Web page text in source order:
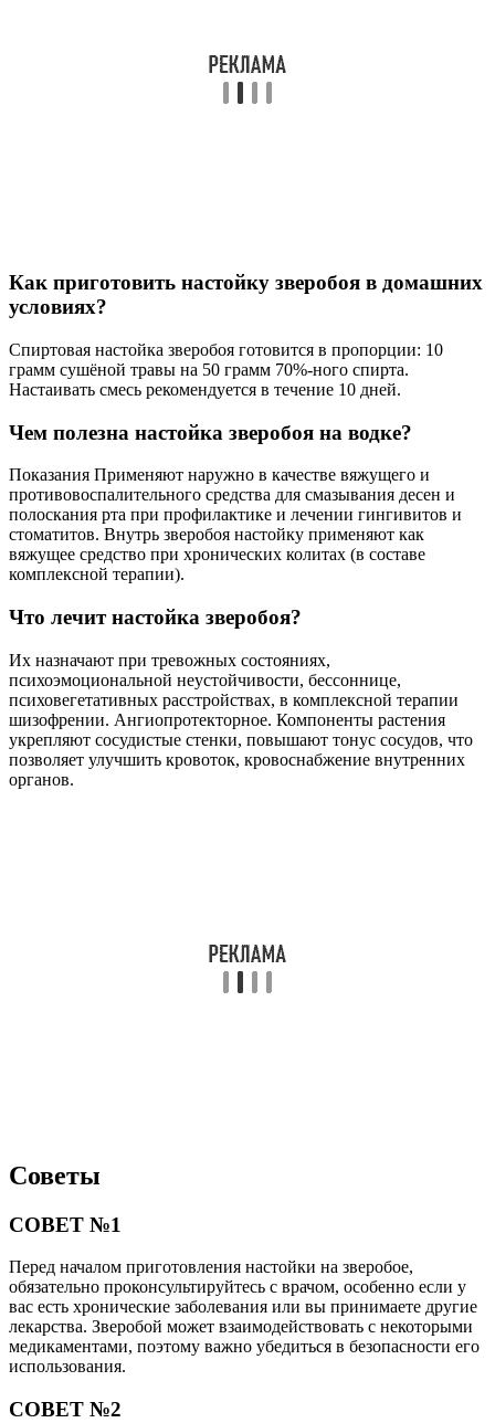
Как приготовить настойку зверобоя в домашних
условиях?
Спиртовая настойка зверобоя готовится в пропорции: 10
грамм сушёной травы на 50 грамм 70%-ного спирта.
Настаивать смесь рекомендуется в течение 10 дней.
Чем полезна настойка зверобоя на водке?
Показания Применяют наружно в качестве вяжущего и
противовоспалительного средства для смазывания десен и
полоскания рта при профилактике и лечении гингивитов и
стоматитов. Внутрь зверобоя настойку применяют как
вяжущее средство при хронических колитах (в составе
комплексной терапии).
Что лечит настойка зверобоя?
Их назначают при тревожных состояниях,
психоэмоциональной неустойчивости, бессоннице,
психовегетативных расстройствах, в комплексной терапии
шизофрении. Ангиопротекторное. Компоненты растения
укрепляют сосудистые стенки, повышают тонус сосудов, что
позволяет улучшить кровоток, кровоснабжение внутренних
органов.
Советы
СОВЕТ №1
Перед началом приготовления настойки на зверобое,
обязательно проконсультируйтесь с врачом, особенно если у
вас есть хронические заболевания или вы принимаете другие
лекарства. Зверобой может взаимодействовать с некоторыми
медикаментами, поэтому важно убедиться в безопасности его
использования.
СОВЕТ №2